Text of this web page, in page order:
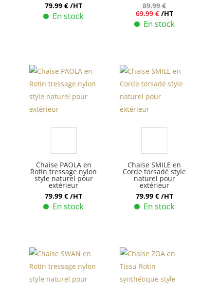
79.99€ /HT
En stock
89.99€
Le
prix
initial
69.99 €Le
prix
actuel
/HT
En stock
Chaise PAOLA en
Rotin tressage nylon
style naturel pour
extérieur
79.99€ /HT
En stock
Chaise SMILE en
Corde torsadé style
naturel pour
extérieur
79.99 € /HT
En stock